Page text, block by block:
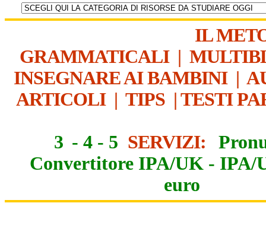
IL
GRAMMATICALI|
INSEGNARE AI BAMBINI|
ARTICOLI| TIPS| TESTI
3 - 4 - 5 SERVIZI:
Convertitore IPA/UK - IPA/
euro